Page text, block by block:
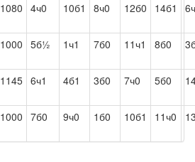
1080 4ч0 10б1 8ч0 12б0 14б1
1000 5б½ 1ч1 7б0 11ч1 8б0
1145 6ч1 4б1 3б0 7ч0 5б0
1000 7б0 9ч0 1б0 10б1 11ч0